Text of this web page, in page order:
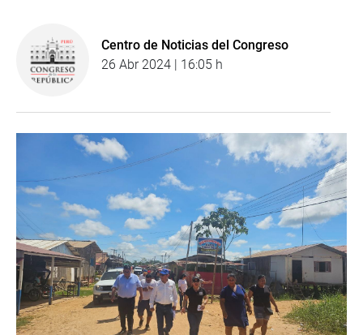
Centro de Noticias del Congreso
26 Abr 2024 | 16:05 h